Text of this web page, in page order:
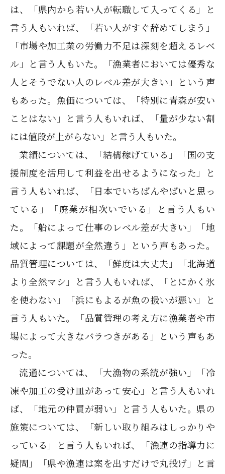
は、「県内から若い人が転職して入ってくる」と
言う人もいれば、「若い人がすぐ辞めてしまう」
「市場や加工業の労働力不足は深刻を超えるレベ
ル」と言う人もいた。「漁業者においては優秀な
人とそうでない人のレベル差が大きい」という声
もあった。魚価については、「特別に青森が安い
ことはない」と言う人もいれば、「量が少ない割
には値段が上がらない」と言う人もいた。
業績については、「結構稼げている」「国の支
援制度を活用して利益を出せるようになった」と
言う人もいれば、「日本でいちばんやばいと思っ
ている」「廃業が相次いでいる」と言う人もい
た。「船によって仕事のレベル差が大きい」「地
域によって課題が全然違う」という声もあった。
品質管理については、「鮮度は大丈夫」「北海道
より全然マシ」と言う人もいれば、「とにかく氷
を使わない」「浜にもよるが魚の扱いが悪い」と
言う人もいた。「品質管理の考え方に漁業者や市
場によって大きなバラつきがある」という声もあ
った。
流通については、「大漁物の系統が強い」「冷
凍や加工の受け皿があって安心」と言う人もいれ
ば、「地元の仲買が弱い」と言う人もいた。県の
施策については、「新しい取り組みはしっかりや
っている」と言う人もいれば、「漁連の指導力に
疑問」「県や漁連は案を出すだけで丸投げ」と言